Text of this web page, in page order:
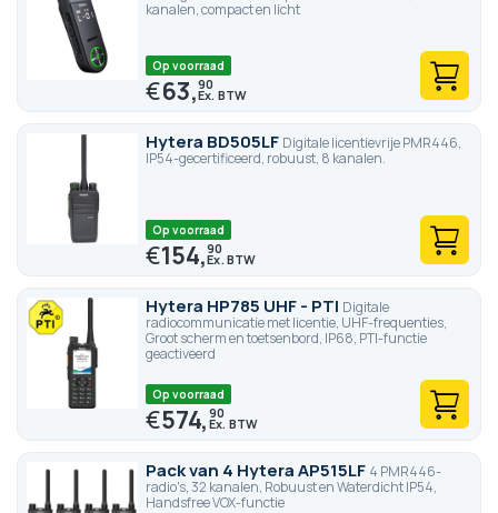
kanalen, compact en licht
Op voorraad
€63,90
Hytera BD505LF Digitale licentievrije PMR446,
IP54-gecertificeerd, robuust, 8 kanalen.
Op voorraad
€154,90
Hytera HP785 UHF - PTI Digitale
radiocommunicatie met licentie, UHF-frequenties,
Groot scherm en toetsenbord, IP68, PTI-functie
geactiveerd
Op voorraad
€574,90
Pack van 4 Hytera AP515LF 4 PMR446-
radio's, 32 kanalen, Robuust en Waterdicht IP54,
Handsfree VOX-functie